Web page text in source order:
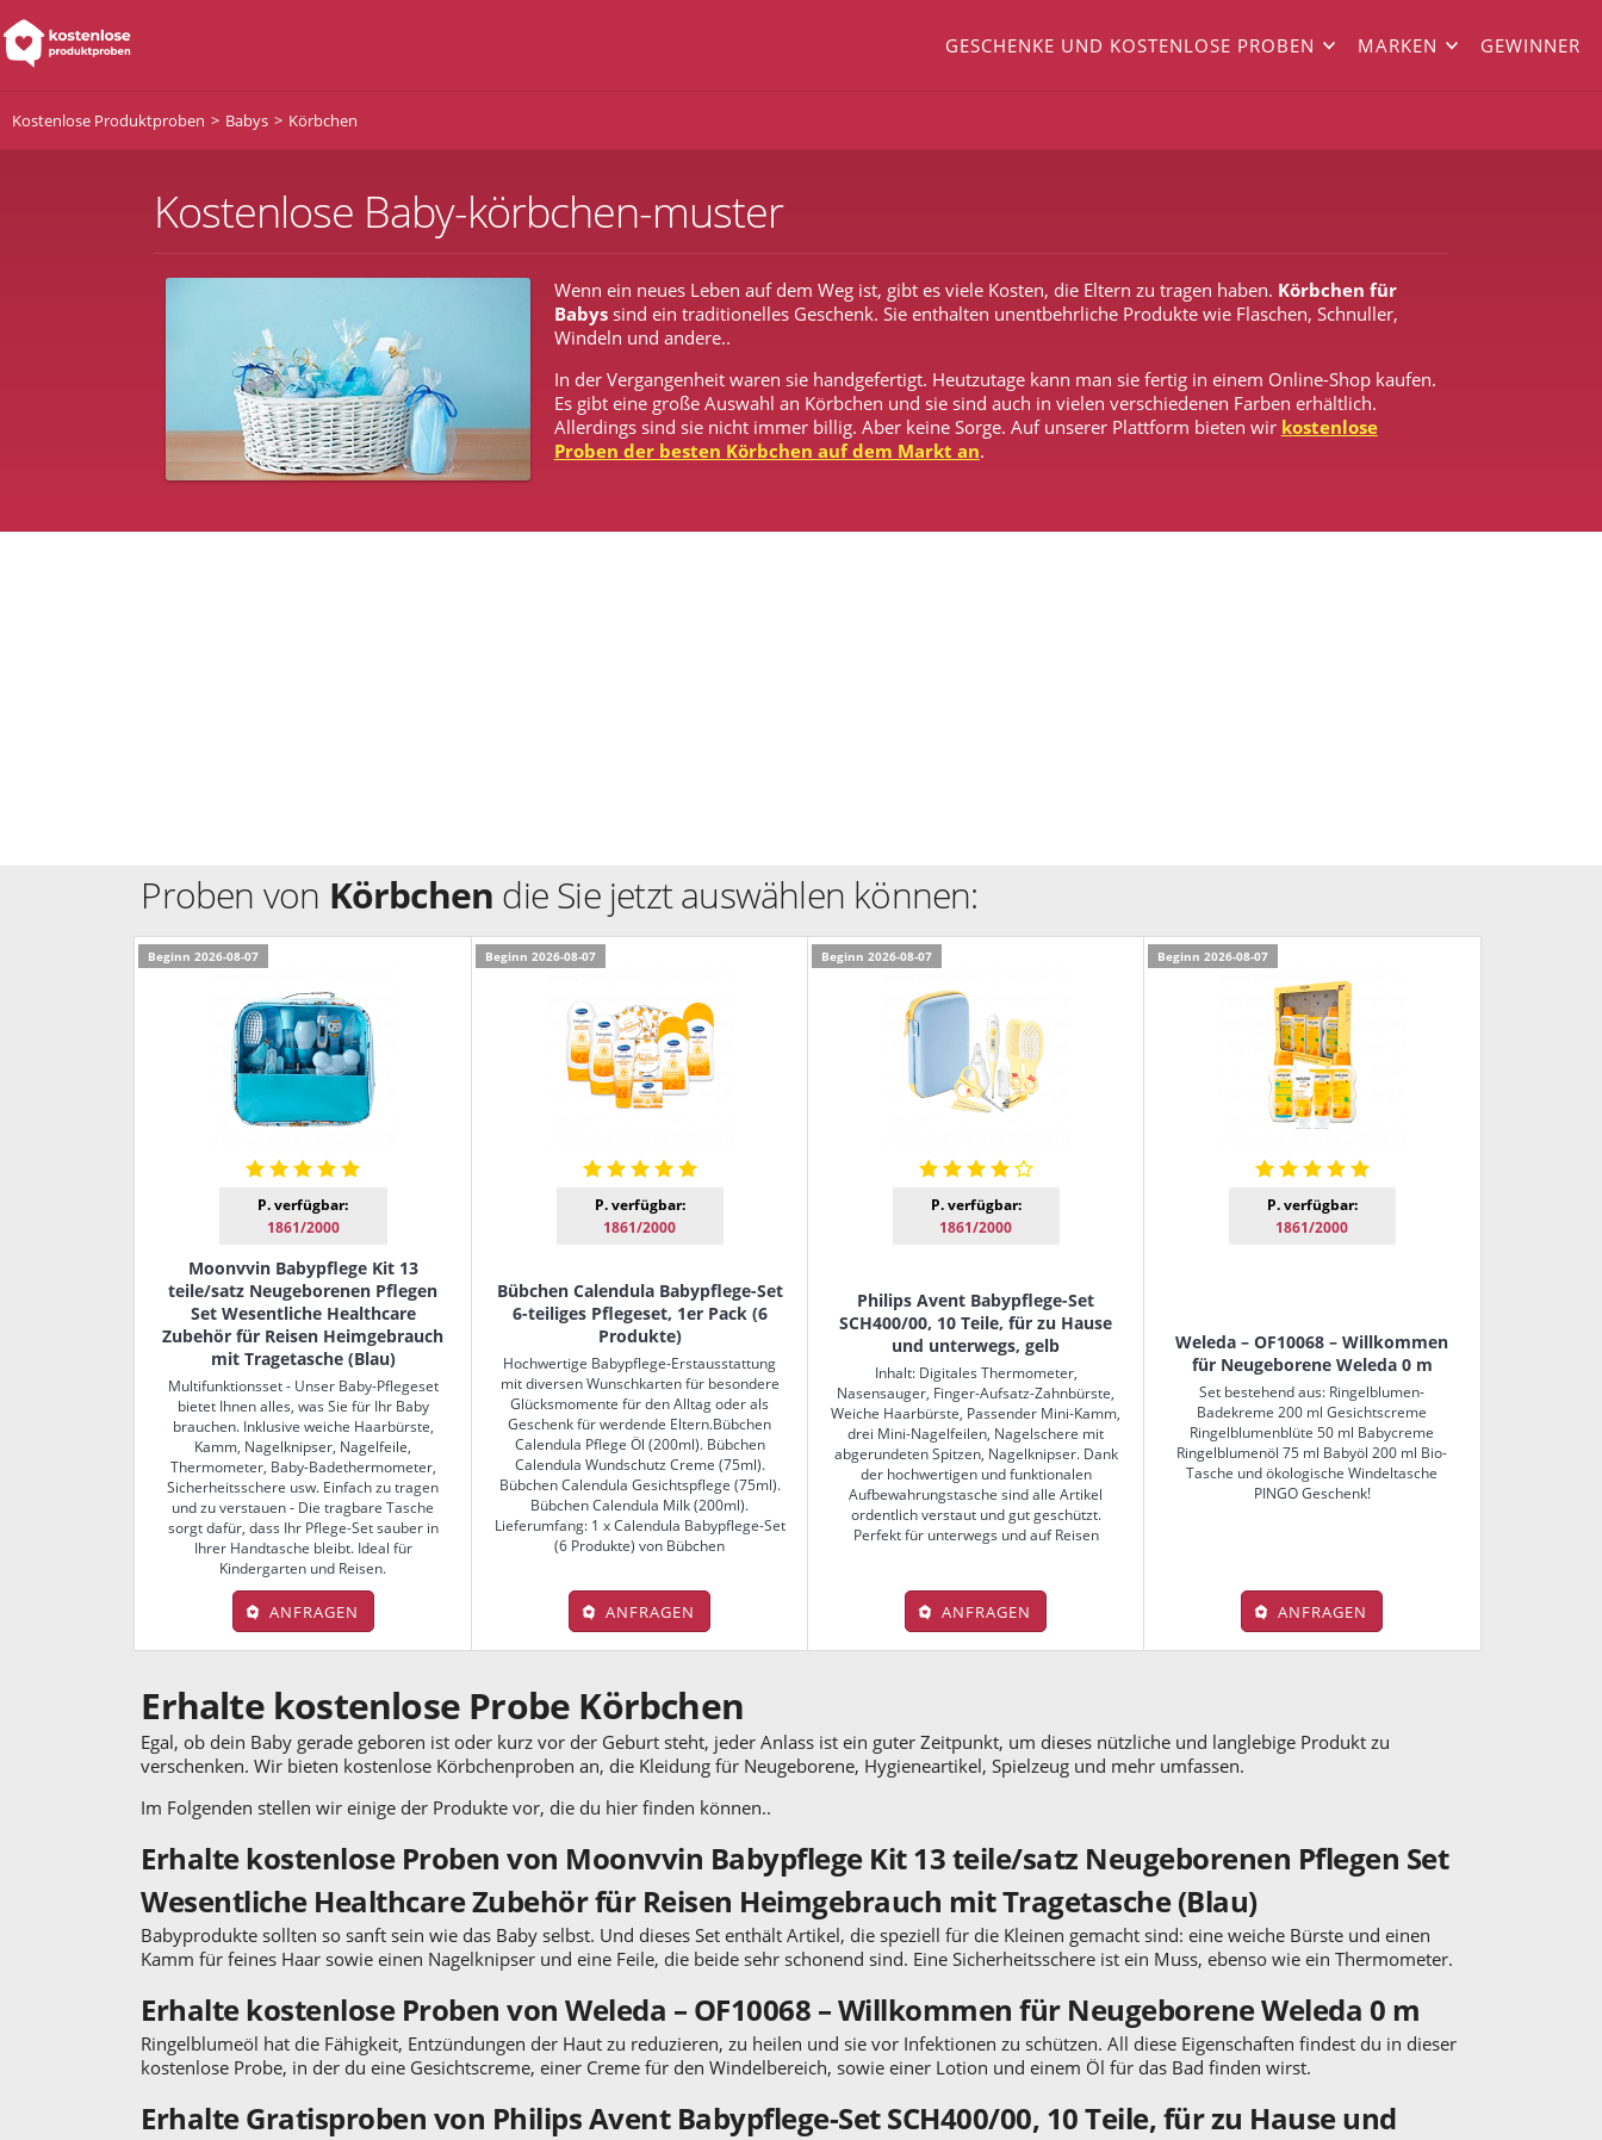
GESCHENKE UND KOSTENLOSE PROBEN MARKEN GEWINNER
Kostenlose Produktproben Babys Körbchen
Kostenlose Baby-körbchen-muster
Wenn ein neues Leben auf dem Weg ist, gibt es viele Kosten, die Eltern zu tragen haben. Körbchen für
Babyssind ein traditionelles Geschenk. Sie enthalten unentbehrliche Produkte wie Flaschen, Schnuller,
Windeln und andere..
In der Vergangenheit waren sie handgefertigt. Heutzutage kann man sie fertig in einem Online-Shop kaufen.
Es gibt eine große Auswahl an Körbchen und sie sind auch in vielen verschiedenen Farben erhältlich.
Allerdings sind sie nicht immer billig. Aber keine Sorge. Auf unserer Plattform bieten wir kostenlose
Proben der besten Körbchen auf dem Markt an.
Proben von Körbchen die Sie jetzt auswählen können:
Beginn 2026-08-07
P. verfügbar:
1861/2000
Moonvvin Babypflege Kit 13
teile/satz Neugeborenen Pflegen
Set Wesentliche Healthcare
Zubehör für Reisen Heimgebrauch
mit Tragetasche (Blau)
Multifunktionsset - Unser Baby-Pflegeset
bietet Ihnen alles, was Sie für Ihr Baby
brauchen. Inklusive weiche Haarbürste,
Kamm, Nagelknipser, Nagelfeile,
Thermometer, Baby-Badethermometer,
Sicherheitsschere usw. Einfach zu tragen
und zu verstauen - Die tragbare Tasche
sorgt dafür, dass Ihr Pflege-Set sauber in
Ihrer Handtasche bleibt. Ideal für
Kindergarten und Reisen.
ANFRAGEN
Beginn 2026-08-07
P. verfügbar:
1861/2000
Bübchen Calendula Babypflege-Set
6-teiliges Pflegeset, 1er Pack (6
Produkte)
Hochwertige Babypflege-Erstausstattung
mit diversen Wunschkarten für besondere
Glücksmomente für den Alltag oder als
Geschenk für werdende Eltern.Bübchen
Calendula Pflege Öl (200ml). Bübchen
Calendula Wundschutz Creme (75ml).
Bübchen Calendula Gesichtspflege (75ml).
Bübchen Calendula Milk (200ml).
Lieferumfang: 1 x Calendula Babypflege-Set
(6 Produkte) von Bübchen
ANFRAGEN
Beginn 2026-08-07
P. verfügbar:
1861/2000
Philips Avent Babypflege-Set
SCH400/00, 10 Teile, für zu Hause
und unterwegs, gelb
Inhalt: Digitales Thermometer,
Nasensauger, Finger-Aufsatz-Zahnbürste,
Weiche Haarbürste, Passender Mini-Kamm,
drei Mini-Nagelfeilen, Nagelschere mit
abgerundeten Spitzen, Nagelknipser. Dank
der hochwertigen und funktionalen
Aufbewahrungstasche sind alle Artikel
ordentlich verstaut und gut geschützt.
Perfekt für unterwegs und auf Reisen
ANFRAGEN
Beginn 2026-08-07
P. verfügbar:
1861/2000
Weleda – OF10068 – Willkommen
für Neugeborene Weleda 0 m
Set bestehend aus: Ringelblumen-
Badekreme 200 ml Gesichtscreme
Ringelblumenblüte 50 ml Babycreme
Ringelblumenöl 75 ml Babyöl 200 ml Bio-
Tasche und ökologische Windeltasche
PINGO Geschenk!
ANFRAGEN
Erhalte kostenlose Probe Körbchen
Egal, ob dein Baby gerade geboren ist oder kurz vor der Geburt steht, jeder Anlass ist ein guter Zeitpunkt, um dieses nützliche und langlebige Produkt zu
verschenken. Wir bieten kostenlose Körbchenproben an, die Kleidung für Neugeborene, Hygieneartikel, Spielzeug und mehr umfassen.
Im Folgenden stellen wir einige der Produkte vor, die du hier finden können..
Erhalte kostenlose Proben von Moonvvin Babypflege Kit 13 teile/satz Neugeborenen Pflegen Set
Wesentliche Healthcare Zubehör für Reisen Heimgebrauch mit Tragetasche (Blau)
Babyprodukte sollten so sanft sein wie das Baby selbst. Und dieses Set enthält Artikel, die speziell für die Kleinen gemacht sind: eine weiche Bürste und einen
Kamm für feines Haar sowie einen Nagelknipser und eine Feile, die beide sehr schonend sind. Eine Sicherheitsschere ist ein Muss, ebenso wie ein Thermometer.
Erhalte kostenlose Proben von Weleda – OF10068 – Willkommen für Neugeborene Weleda 0 m
Ringelblumeöl hat die Fähigkeit, Entzündungen der Haut zu reduzieren, zu heilen und sie vor Infektionen zu schützen. All diese Eigenschaften findest du in dieser
kostenlose Probe, in der du eine Gesichtscreme, einer Creme für den Windelbereich, sowie einer Lotion und einem Öl für das Bad finden wirst.
Erhalte Gratisproben von Philips Avent Babypflege-Set SCH400/00, 10 Teile, für zu Hause und